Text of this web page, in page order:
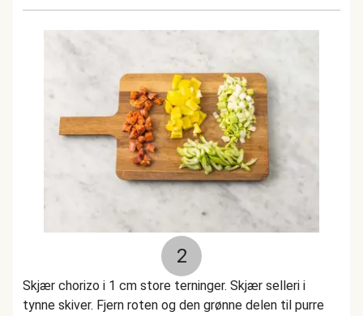
2
Skjær chorizo i 1 cm store terninger. Skjær selleri i
tynne skiver. Fjern roten og den grønne delen til purre